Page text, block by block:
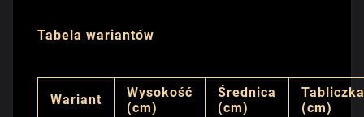
Tabela wariantów
Wariant
Wysokość
(cm)
Średnica
(cm)
Tabliczka
(cm)